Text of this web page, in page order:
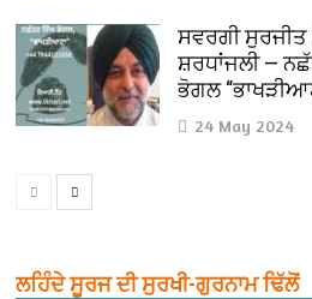
ਸਵਰਗੀ ਸੁਰਜੀਤ
ਸ਼ਰਧਾਂਜਲੀ —
ਭੋਗਲ
24 May 2024
ਲਹਿੰਦੇ ਸੂਰਜ ਦੀ ਸੁਰਖੀ-ਗੁਰਨਾਮ ਢਿੱਲੋਂ